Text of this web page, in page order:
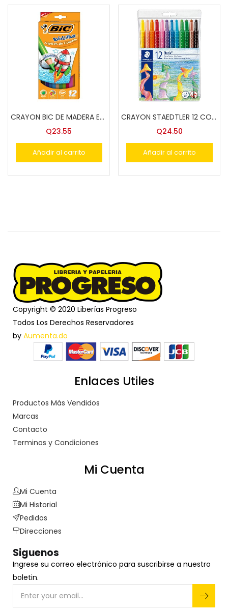
CRAYON BIC DE MADERA EVOLUTION 12 COLS.MINA 4mm
Q23.55
Añadir al carrito
CRAYON STAEDTLER 12 COLORES GIRABLES NC 221 NWP12
Q24.50
Añadir al carrito
Copyright © 2020 Liberías Progreso
Todos Los Derechos Reservadores
by Aumenta.do
Enlaces Utiles
Productos Más Vendidos
Marcas
Contacto
Terminos y Condiciones
Mi Cuenta
Mi Cuenta
Mi Historial
Pedidos
Direcciones
Siguenos
Ingrese su correo electrónico para suscribirse a nuestro
boletin.